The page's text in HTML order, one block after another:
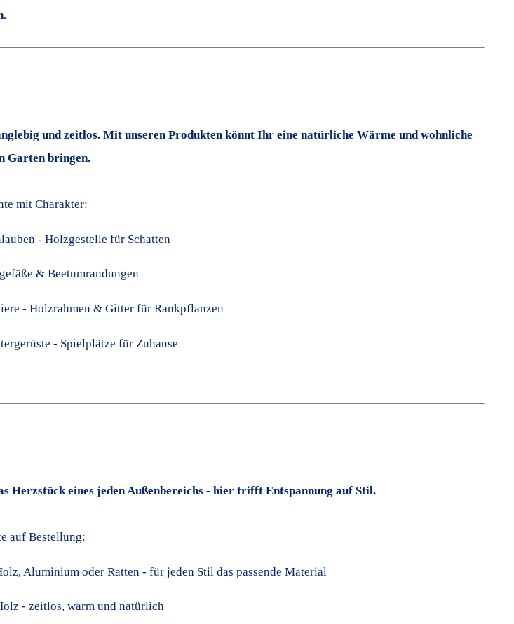
und zeitlos. Mit unseren Produkten könnt Ihr eine natürliche Wärme und wohnliche
Garten bringen.
mit Charakter:
- Holzgestelle für Schatten
& Beetumrandungen
- Holzrahmen & Gitter für Rankpflanzen
- Spielplätze für Zuhause
Herzstück eines jeden Außenbereichs - hier trifft Entspannung auf Stil.
auf Bestellung:
Aluminium oder Ratten - für jeden Stil das passende Material
- zeitlos, warm und natürlich